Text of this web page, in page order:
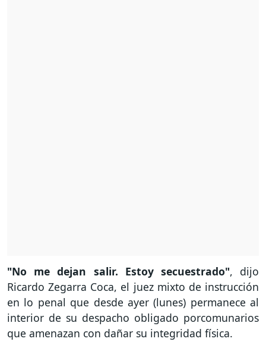
"No me dejan salir. Estoy secuestrado", dijo
Ricardo Zegarra Coca, el juez mixto de instrucción
en lo penal que desde ayer (lunes) permanece al
interior de su despacho obligado porcomunarios
que amenazan con dañar su integridad física.